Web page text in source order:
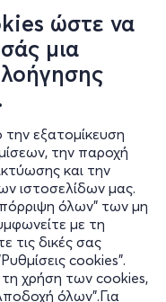
ώστε να
μια
εξατομίκευση
την παροχή
και την
ιστοσελίδων μας.
όλων" των μη
με τη
τις δικές σας
cookies".
χρήση των cookies,
όλων".Για